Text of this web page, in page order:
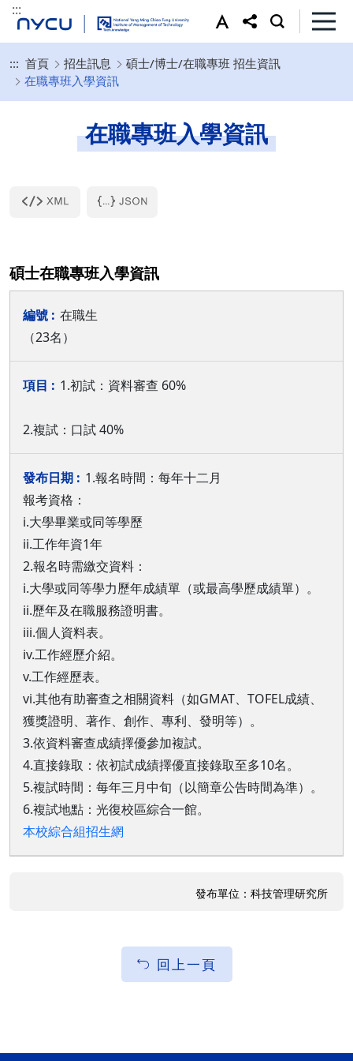
:::
::: 首頁 招生訊息
碩士/博士/在職專班 招生資訊
在職專班入學資訊
在職專班入學資訊
碩士在職專班入學資訊
在職生
（23名）
1.初試：資料審查 60%
2.複試：口試 40%
1.報名時間：每年十二月
報考資格：
i.大學畢業或同等學歷
ii.工作年資1年
2.報名時需繳交資料：
i.大學或同等學力歷年成績單（或最高學歷成績單）。
ii.歷年及在職服務證明書。
iii.個人資料表。
iv.工作經歷介紹。
v.工作經歷表。
vi.其他有助審查之相關資料（如GMAT、TOFEL成績、
獲獎證明、著作、創作、專利、發明等）。
3.依資料審查成績擇優參加複試。
4.直接錄取：依初試成績擇優直接錄取至多10名。
5.複試時間：每年三月中旬（以簡章公告時間為準）。
6.複試地點：光復校區綜合一館。
本校綜合組招生網
發布單位：科技管理研究所
回上一頁